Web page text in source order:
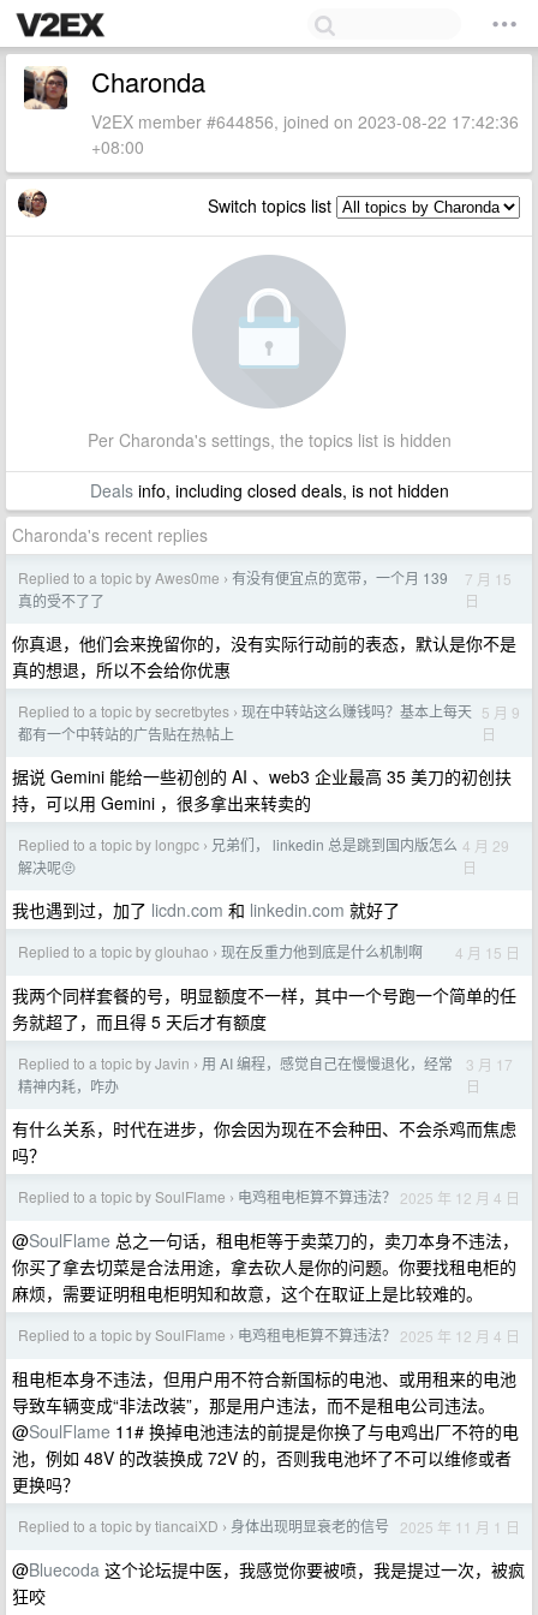
Charonda
V2EX member #644856, joined on 2023-08-22 17:42:36
+08:00
Switch topics list
Per Charonda's settings, the topics list is hidden
Dealsinfo, including closed deals, is not hidden
Charonda's recent replies
Replied to a topic by Awes0me › 有没有便宜点的宽带，一个月 139
真的受不了了
7 月 15
日
你真退，他们会来挽留你的，没有实际行动前的表态，默认是你不是
真的想退，所以不会给你优惠
Replied to a topic by secretbytes › 现在中转站这么赚钱吗？基本上每天
都有一个中转站的广告贴在热帖上
5 月 9
日
据说 Gemini 能给一些初创的 AI 、web3 企业最高 35 美刀的初创扶
持，可以用 Gemini ，很多拿出来转卖的
Replied to a topic by longpc › 兄弟们， linkedin 总是跳到国内版怎么
解决呢🤨
4 月 29
日
我也遇到过，加了 licdn.com 和 linkedin.com 就好了
Replied to a topic by glouhao › 现在反重力他到底是什么机制啊 4 月 15 日
我两个同样套餐的号，明显额度不一样，其中一个号跑一个简单的任
务就超了，而且得 5 天后才有额度
Replied to a topic by Javin › 用 AI 编程，感觉自己在慢慢退化，经常
精神内耗，咋办
3 月 17
日
有什么关系，时代在进步，你会因为现在不会种田、不会杀鸡而焦虑
吗？
Replied to a topic by SoulFlame › 电鸡租电柜算不算违法？ 2025 年 12 月 4 日
@SoulFlame 总之一句话，租电柜等于卖菜刀的，卖刀本身不违法，
你买了拿去切菜是合法用途，拿去砍人是你的问题。你要找租电柜的
麻烦，需要证明租电柜明知和故意，这个在取证上是比较难的。
Replied to a topic by SoulFlame › 电鸡租电柜算不算违法？ 2025 年 12 月 4 日
租电柜本身不违法，但用户用不符合新国标的电池、或用租来的电池
导致车辆变成“非法改装”，那是用户违法，而不是租电公司违法。
@SoulFlame 11# 换掉电池违法的前提是你换了与电鸡出厂不符的电
池，例如 48V 的改装换成 72V 的，否则我电池坏了不可以维修或者
更换吗？
Replied to a topic by tiancaiXD › 身体出现明显衰老的信号 2025 年 11 月 1 日
@Bluecoda 这个论坛提中医，我感觉你要被喷，我是提过一次，被疯
狂咬